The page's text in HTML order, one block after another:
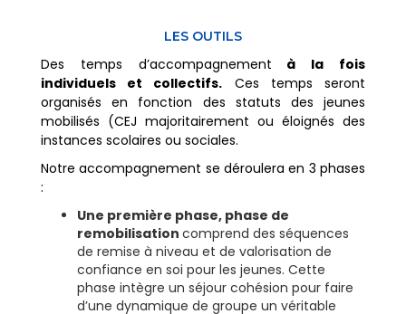
LES OUTILS
Des temps d’accompagnement à la fois
individuels et collectifs. Ces temps seront
organisés en fonction des statuts des jeunes
mobilisés (CEJ majoritairement ou éloignés des
instances scolaires ou sociales.
Notre accompagnement se déroulera en 3 phases
:
Une première phase, phase de
remobilisation comprend des séquences
de remise à niveau et de valorisation de
confiance en soi pour les jeunes. Cette
phase intègre un séjour cohésion pour faire
d’une dynamique de groupe un véritable